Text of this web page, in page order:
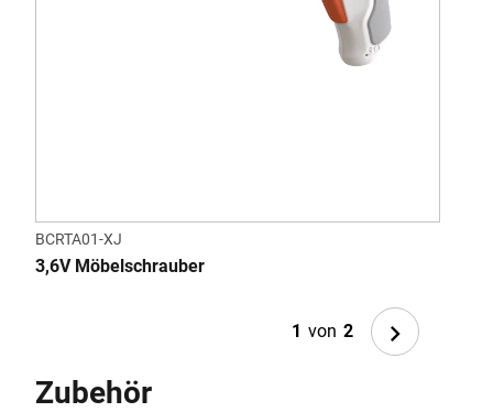
BCRTA01-XJ
3,6V Möbelschrauber
1 von 2
Next
Zubehör